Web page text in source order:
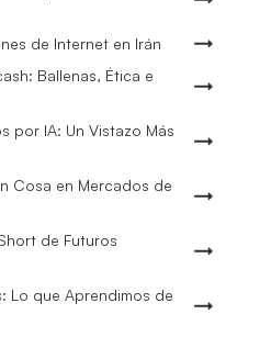
de Internet en Irán
Ballenas, Ética e
por IA: Un Vistazo Más
Cosa en Mercados de
de Futuros
Lo que Aprendimos de